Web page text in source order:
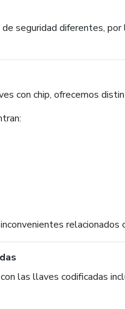
seguridad diferentes,
con chip, ofrecemos
relacionados
las llaves codificadas